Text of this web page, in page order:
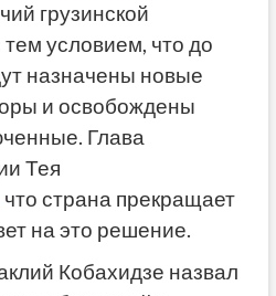
грузинской
условием, что до
назначены новые
и освобождены
Глава
Тея
что страна прекращает
на это решение.
Кобахидзе назвал